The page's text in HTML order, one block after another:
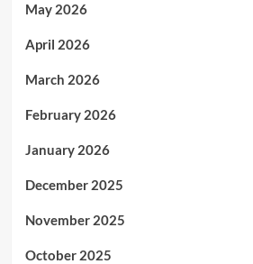
May 2026
April 2026
March 2026
February 2026
January 2026
December 2025
November 2025
October 2025